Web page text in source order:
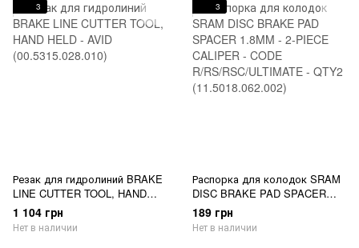
3
Резак для гидролиний BRAKE
LINE CUTTER TOOL, HAND
HELD - AVID (00.5315.028.010)
1 104 грн
Нет в наличии
3
Распорка для колодок SRAM
DISC BRAKE PAD SPACER
1.8MM - 2-PIECE CALIPER -
CODE R/RS/RSC/ULTIMATE -
QTY2 (11.5018.062.002)
189 грн
Нет в наличии